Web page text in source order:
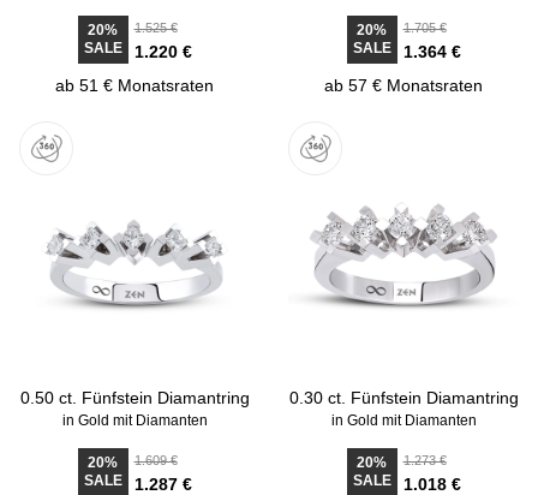
20%
SALE
1.525 €
1.220 €
ab 51 € Monatsraten
20%
SALE
1.705 €
1.364 €
ab 57 € Monatsraten
0.50 ct. Fünfstein Diamantring
in Gold mit Diamanten
20%
SALE
1.609 €
1.287 €
0.30 ct. Fünfstein Diamantring
in Gold mit Diamanten
20%
SALE
1.273 €
1.018 €